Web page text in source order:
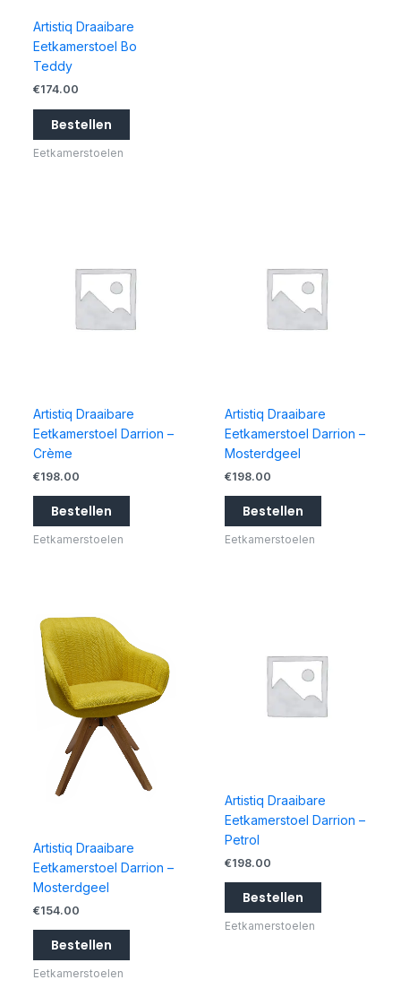
Artistiq Draaibare
Eetkamerstoel Bo
Teddy
€174.00
Bestellen
Eetkamerstoelen
Artistiq Draaibare
Eetkamerstoel Darrion –
Crème
€198.00
Bestellen
Eetkamerstoelen
Artistiq Draaibare
Eetkamerstoel Darrion –
Mosterdgeel
€198.00
Bestellen
Eetkamerstoelen
Artistiq Draaibare
Eetkamerstoel Darrion –
Mosterdgeel
€154.00
Bestellen
Eetkamerstoelen
Artistiq Draaibare
Eetkamerstoel Darrion –
Petrol
€198.00
Bestellen
Eetkamerstoelen